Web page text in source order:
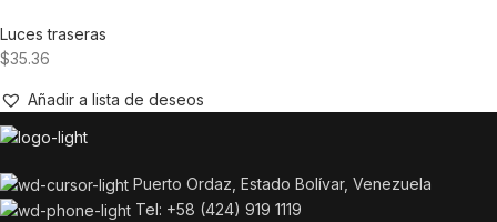
Luces traseras
$35.36
Añadir a lista de deseos
Puerto Ordaz, Estado Bolívar, Venezuela
Tel: +58 (424) 919 1119